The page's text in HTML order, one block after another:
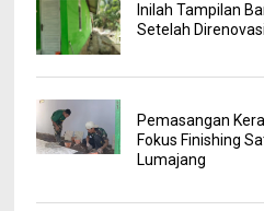
Inilah Tampilan
Setelah Direnovasi
Pemasangan
Fokus Finishing
Lumajang